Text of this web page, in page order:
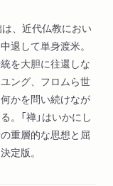
は、近代仏教におい
退して単身渡米。
を大胆に往還しな
ング、フロムら世
かを問い続けなが
「禅」はいかにし
重層的な思想と屈
定版。